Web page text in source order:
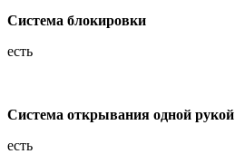
Система блокировки
есть
Система открывания одной рукой
есть